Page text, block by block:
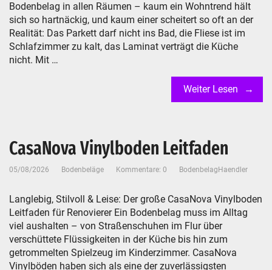
Bodenbelag in allen Räumen – kaum ein Wohntrend hält
sich so hartnäckig, und kaum einer scheitert so oft an der
Realität: Das Parkett darf nicht ins Bad, die Fliese ist im
Schlafzimmer zu kalt, das Laminat verträgt die Küche
nicht. Mit …
Weiter Lesen
CasaNova Vinylboden Leitfaden
05/08/2026 Bodenbeläge Kommentare: 0 BodenbelagHaendler
Langlebig, Stilvoll & Leise: Der große CasaNova Vinylboden
Leitfaden für Renovierer Ein Bodenbelag muss im Alltag
viel aushalten – von Straßenschuhen im Flur über
verschüttete Flüssigkeiten in der Küche bis hin zum
getrommelten Spielzeug im Kinderzimmer. CasaNova
Vinylböden haben sich als eine der zuverlässigsten